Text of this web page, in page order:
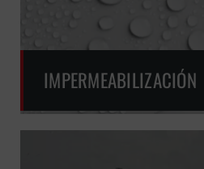
IMPERMEABILIZACIÓN